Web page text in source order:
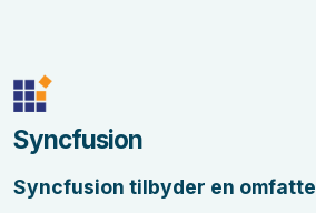
Syncfusion
Syncfusion tilbyder en